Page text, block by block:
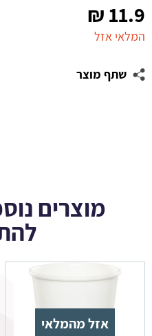
11.9
₪
המלאי אזל
שתף מוצר
מוצרים
אזל מהמלאי